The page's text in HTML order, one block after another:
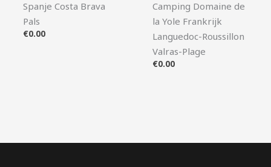
Spanje Costa Brava
Pals
€0.00
Camping Domaine de
la Yole Frankrijk
Languedoc-Roussillon
Valras-Plage
€0.00